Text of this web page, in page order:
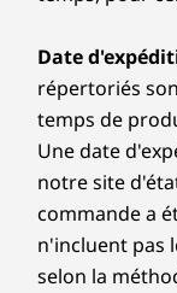
Date
répertoriés
temps de
Une date
notre site
commande a
n'incluent pas
selon la